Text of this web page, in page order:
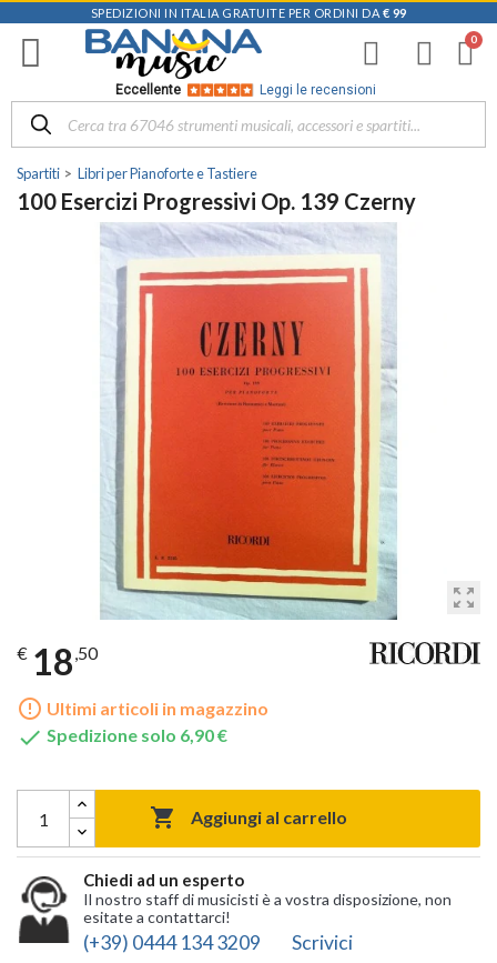
SPEDIZIONI IN ITALIA GRATUITE PER ORDINI DA € 99
Eccellente Leggi le recensioni
Spartiti Libri per Pianoforte e Tastiere
100 Esercizi Progressivi Op. 139 Czerny
zoom_out_map
€ 18,50
error_outline Ultimi articoli in magazzino
 Spedizione solo 6,90 €
 Aggiungi al carrello
Chiedi ad un esperto
Il nostro staff di musicisti è a vostra disposizione, non
esitate a contattarci!
(+39) 0444 134 3209 Scrivici